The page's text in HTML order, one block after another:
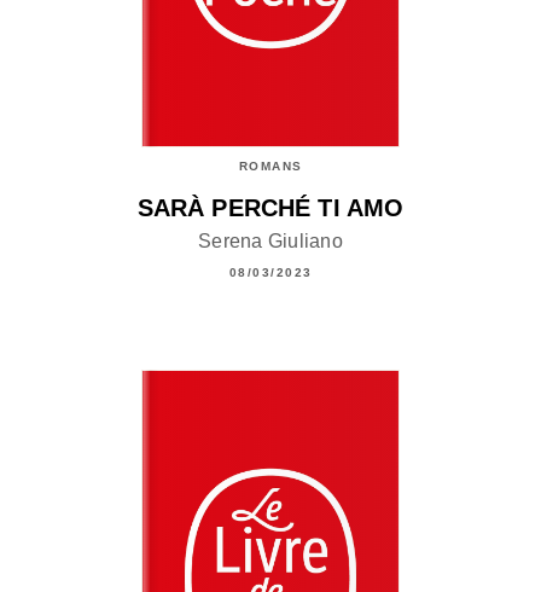
ROMANS
SARÀ PERCHÉ TI AMO
Serena Giuliano
08/03/2023